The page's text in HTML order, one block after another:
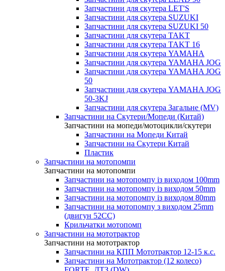
Запчастини для скутера LET'S
Запчастини для скутера SUZUKI
Запчастини для скутера SUZUKI 50
Запчастини для скутера TAKT
Запчастини для скутера TAKT 16
Запчастини для скутера YAMAHA
Запчастини для скутера YAMAHA JOG
Запчастини для скутера YAMAHA JOG
50
Запчастини для скутера YAMAHA JOG
50-3KJ
Запчастини для скутера Загальне (MV)
Запчастини на Скутери/Мопеди (Китай)
Запчастини на мопеди/мотоцикли/скутери
Запчастини на Мопеди Китай
Запчастини на Скутери Китай
Пластик
Запчастини на мотопомпи
Запчастини на мотопомпи
Запчастини на мотопомпу із виходом 100mm
Запчастини на мотопомпу із виходом 50mm
Запчастини на мотопомпу із виходом 80mm
Запчастини на мотопомпу з виходом 25mm
(двигун 52CC)
Крильчатки мотопомп
Запчастини на мототрактор
Запчастини на мототрактор
Запчастини на КПП Мототрактор 12-15 к.с.
Запчастини на Мототрактор (12 колесо)